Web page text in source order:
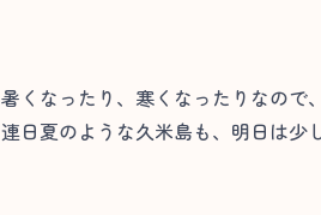
暑くなったり、寒くなったりなので
連日夏のような久米島も、明日は少